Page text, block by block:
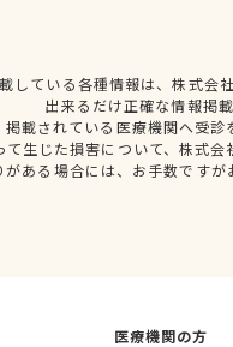
している各種情報は、株式会
出来るだけ正確な情報掲
掲載されている医療機関へ受
て生じた損害について、株式
がある場合には、お手数です
医療機関の方